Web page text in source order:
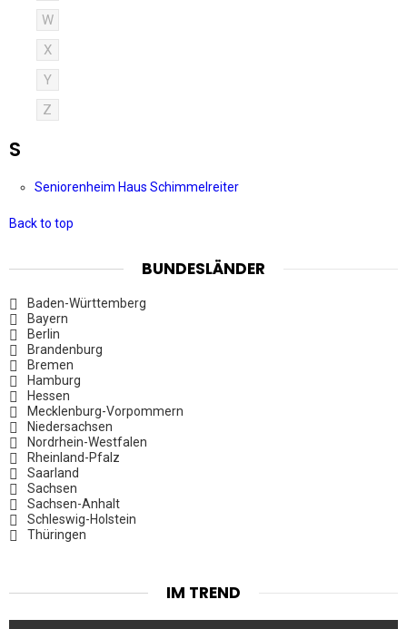
W
X
Y
Z
S
Seniorenheim Haus Schimmelreiter
Back to top
BUNDESLÄNDER
Baden-Württemberg
Bayern
Berlin
Brandenburg
Bremen
Hamburg
Hessen
Mecklenburg-Vorpommern
Niedersachsen
Nordrhein-Westfalen
Rheinland-Pfalz
Saarland
Sachsen
Sachsen-Anhalt
Schleswig-Holstein
Thüringen
IM TREND